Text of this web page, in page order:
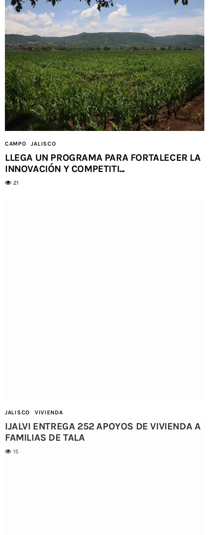
CAMPO JALISCO
LLEGA UN PROGRAMA PARA FORTALECER LA
INNOVACIÓN Y COMPETITI...
21
JALISCO VIVIENDA
IJALVI ENTREGA 252 APOYOS DE VIVIENDA A
FAMILIAS DE TALA
15